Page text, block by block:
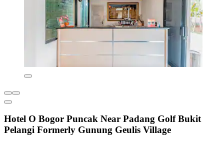
Hotel O Bogor Puncak Near Padang Golf Bukit
Pelangi Formerly Gunung Geulis Village